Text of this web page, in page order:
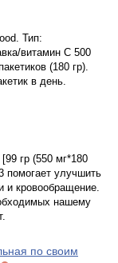
Тип:
витамин С 500
(180 гр).
в день.
гр (550 мг*180
помогает улучшить
и кровообращение.
нашему
по своим